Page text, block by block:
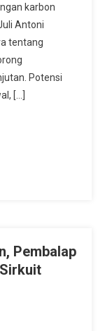
karbon
Antoni
tentang
Potensi
[…]
Pembalap